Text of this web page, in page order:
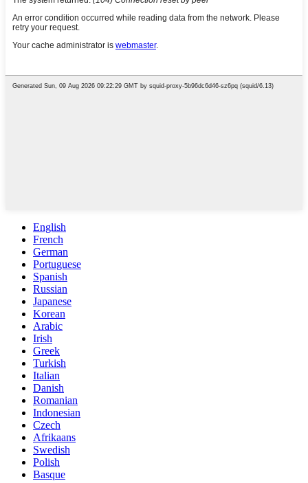
English
French
German
Portuguese
Spanish
Russian
Japanese
Korean
Arabic
Irish
Greek
Turkish
Italian
Danish
Romanian
Indonesian
Czech
Afrikaans
Swedish
Polish
Basque